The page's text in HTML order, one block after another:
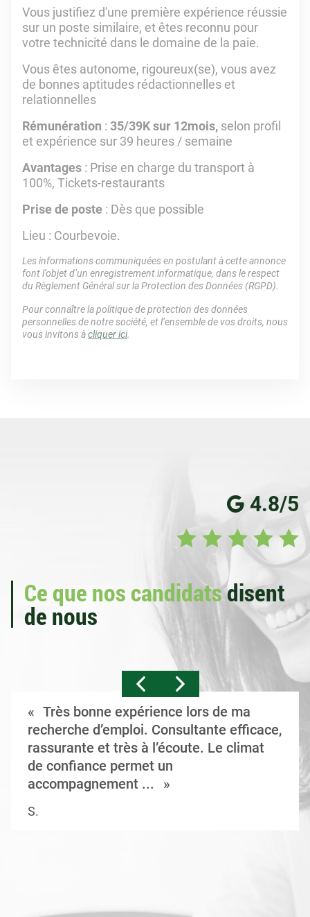
Vous justifiez d'une première expérience réussie
sur un poste similaire, et êtes reconnu pour
votre technicité dans le domaine de la paie.
Vous êtes autonome, rigoureux(se), vous avez
de bonnes aptitudes rédactionnelles et
relationnelles
Rémunération : 35/39K sur 12mois, selon profil
et expérience sur 39 heures / semaine
Avantages : Prise en charge du transport à
100%, Tickets-restaurants
Prise de poste : Dès que possible
Lieu : Courbevoie.
Les informations communiquées en postulant à cette annonce
font l’objet d’un enregistrement informatique, dans le respect
du Règlement Général sur la Protection des Données (RGPD).
Pour connaître la politique de protection des données
personnelles de notre société, et l’ensemble de vos droits, nous
vous invitons àcliquer ici.
4.8/5
Ce que nos candidatsdisent
de nous
Très bonne expérience lors de ma
recherche d’emploi. Consultante efficace,
rassurante et très à l’écoute. Le climat
de confiance permet un
accompagnement ...
S.